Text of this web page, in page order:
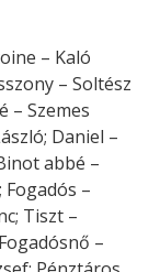
– Kaló
– Soltész
– Szemes
Daniel –
abbé –
–
Tiszt –
–